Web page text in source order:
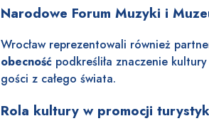
Narodowe Forum Muzyki i
Wrocław reprezentowali również
obecność podkreśliła znaczenie
gości z całego świata.
Rola kultury w promocji